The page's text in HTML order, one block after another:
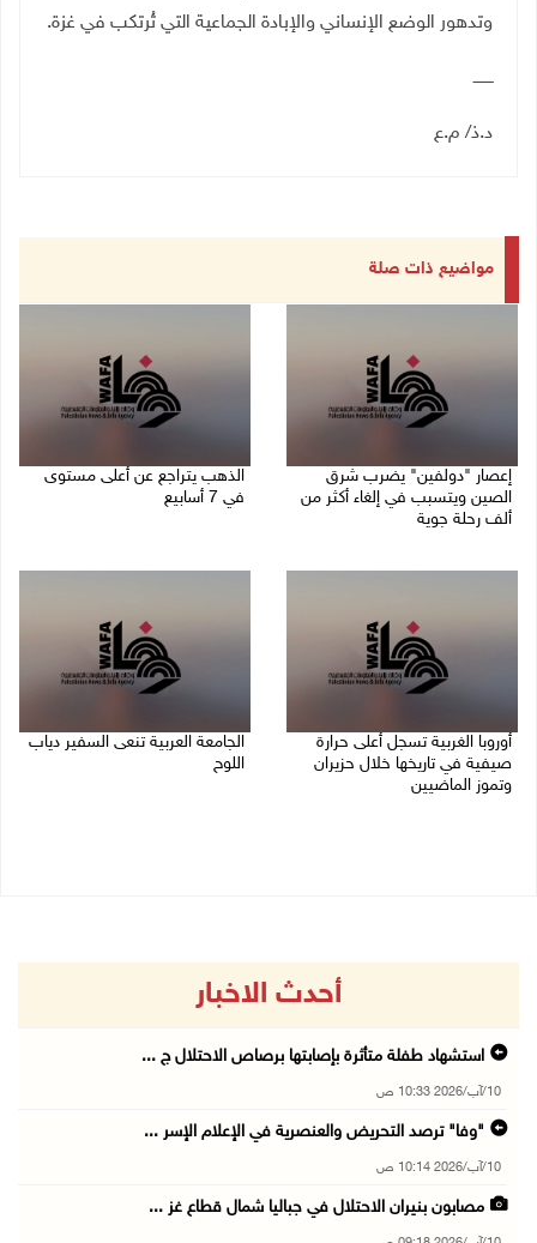
وتدهور الوضع الإنساني والإبادة الجماعية التي تُرتكب في غزة.
ــــــــ
د.ذ/ م.ع
مواضيع ذات صلة
إعصار "دولفين" يضرب شرق
الصين ويتسبب في إلغاء أكثر من
ألف رحلة جوية
الذهب يتراجع عن أعلى مستوى
في 7 أسابيع
أوروبا الغربية تسجل أعلى حرارة
صيفية في تاريخها خلال حزيران
وتموز الماضيين
الجامعة العربية تنعى السفير دياب
اللوح
أحدث الاخبار
استشهاد طفلة متأثرة بإصابتها برصاص الاحتلال ج ...
10/آب/2026 10:33 ص
"وفا" ترصد التحريض والعنصرية في الإعلام الإسر ...
10/آب/2026 10:14 ص
مصابون بنيران الاحتلال في جباليا شمال قطاع غز ...